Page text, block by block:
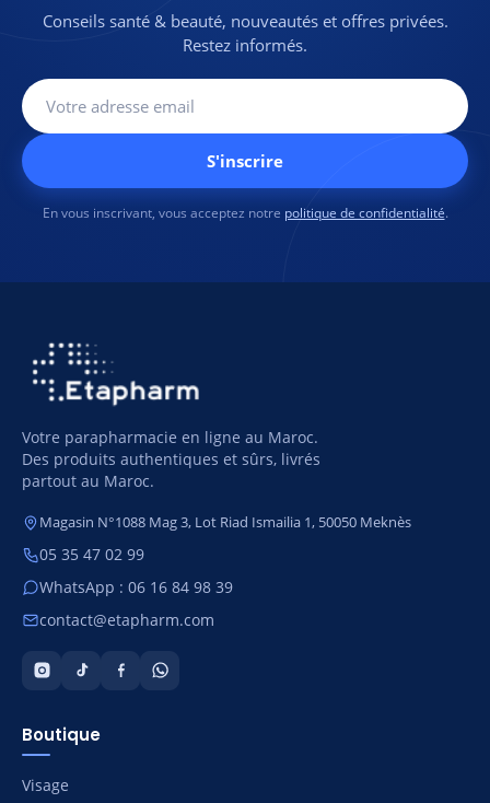
Conseils santé & beauté, nouveautés et offres privées.
Restez informés.
S'inscrire
En vous inscrivant, vous acceptez notre politique de confidentialité.
Votre parapharmacie en ligne au Maroc.
Des produits authentiques et sûrs, livrés
partout au Maroc.
Magasin N°1088 Mag 3, Lot Riad Ismailia 1, 50050 Meknès
05 35 47 02 99
WhatsApp : 06 16 84 98 39
contact@etapharm.com
Boutique
Visage